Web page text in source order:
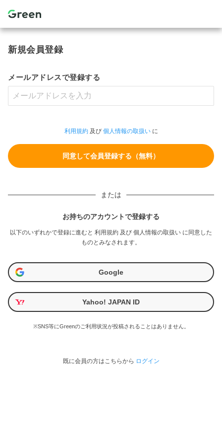
新規会員登録
メールアドレスで登録する
利用規約及び 個人情報の取扱いに
または
お持ちのアカウントで登録する
以下のいずれかで登録に進むと 利用規約 及び 個人情報の取扱い に同意した
ものとみなされます。
Google
Yahoo! JAPAN ID
※SNS等にGreenのご利用状況が投稿されることはありません。
既に会員の方はこちらから ログイン